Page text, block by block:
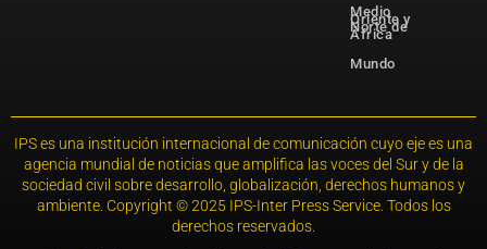
Medio
Oriente y
Norte de
África
Mundo
IPS es una institución internacional de comunicación cuyo eje es una
agencia mundial de noticias que amplifica las voces del Sur y de la
sociedad civil sobre desarrollo, globalización, derechos humanos y
ambiente. Copyright © 2025 IPS-Inter Press Service. Todos los
derechos reservados.